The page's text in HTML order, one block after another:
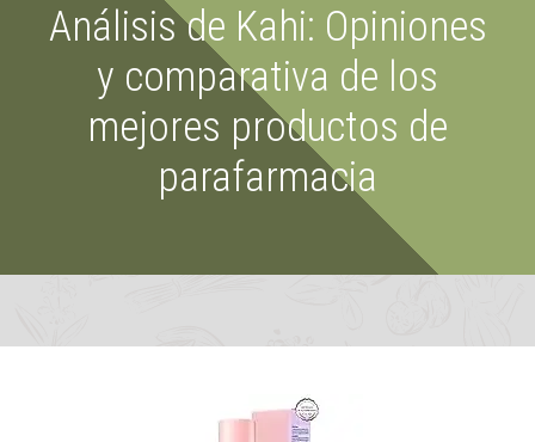
Análisis de Kahi: Opiniones
y comparativa de los
mejores productos de
parafarmacia